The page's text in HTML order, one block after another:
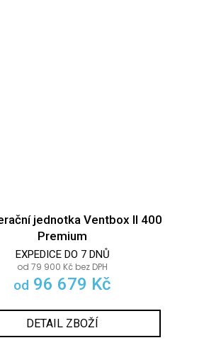
jednotka Ventbox II 400
Premium
EXPEDICE DO 7 DNŮ
od 79 900 Kč bez DPH
od 96 679 Kč
DETAIL ZBOŽÍ